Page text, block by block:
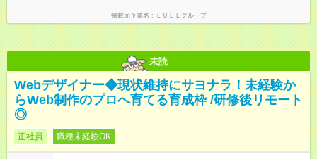
別途支給いたします ※研修期間中（最大12ヶ月間）も、試用期
掲載元企業名 ＬＵＬＬグループ
未読
Webデザイナー◆現状維持にサヨナラ！未経験か
らWeb制作のプロへ育てる育成枠 /研修後リモート
◎
正社員 職種未経験OK